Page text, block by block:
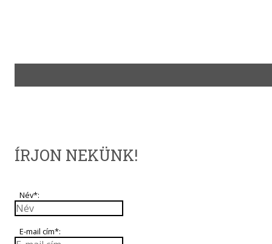
ÍRJON NEKÜNK!
Név*:
E-mail cím*: